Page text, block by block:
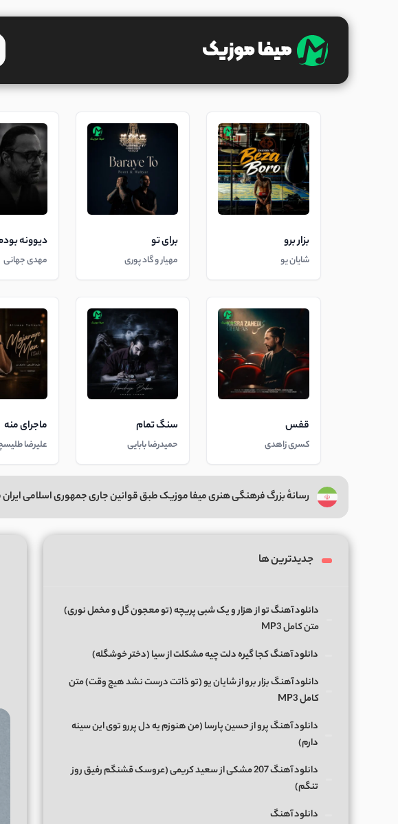
بزار برو
شایان یو
برای تو
مهیار و گاد پوری
دیوونه
مهدی جهانی
قفس
کسری زاهدی
سنگ تمام
حمیدرضا بابایی
ماجرای منه
علیرضا
رسانهٔ بزرگ فرهنگی هنری میفا موزیک طبق قوانین جاری جمهوری اسلامی
جدیدترین ها
دانلود آهنگ تو از هزار و یک شبی پریچه (تو معجون گل و مخمل نوری)
متن کامل MP3
دانلود آهنگ کجا گیره دلت چیه مشکلت از سیا (دختر خوشگله)
دانلود آهنگ بزار برو از شایان یو (تو ذاتت درست نشد هیچ وقت) متن
کامل MP3
دانلود آهنگ پرو از حسین پارسا (من هنوزم یه دل پررو توی این سینه
دارم)
دانلود آهنگ 207 مشکی از سعید کریمی (عروسک قشنگم رفیق روز
تنگم)
دانلود آهنگ